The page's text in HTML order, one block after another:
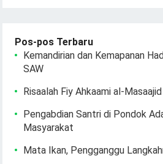
Pos-pos Terbaru
Kemandirian dan Kemapanan
SAW
Risaalah Fiy Ahkaami al-Masaajid
Pengabdian Santri di Pondok
Masyarakat
Mata Ikan, Pengganggu